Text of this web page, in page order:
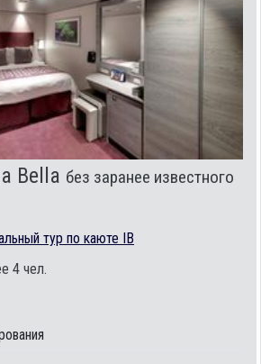
Bella без заранее известного
тур по каюте IB
4 чел.